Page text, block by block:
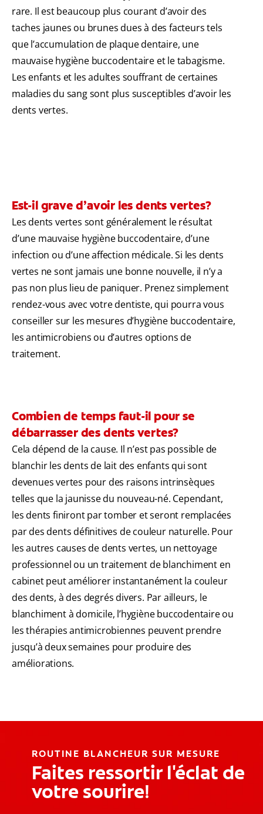
rare. Il est beaucoup plus courant d’avoir des
taches jaunes ou brunes dues à des facteurs tels
que l’accumulation de plaque dentaire, une
mauvaise hygiène buccodentaire et le tabagisme.
Les enfants et les adultes souffrant de certaines
maladies du sang sont plus susceptibles d’avoir les
dents vertes.
Est-il grave d’avoir les dents vertes?
Les dents vertes sont généralement le résultat
d’une mauvaise hygiène buccodentaire, d’une
infection ou d’une affection médicale. Si les dents
vertes ne sont jamais une bonne nouvelle, il n’y a
pas non plus lieu de paniquer. Prenez simplement
rendez-vous avec votre dentiste, qui pourra vous
conseiller sur les mesures d’hygiène buccodentaire,
les antimicrobiens ou d’autres options de
traitement.
Combien de temps faut-il pour se
débarrasser des dents vertes?
Cela dépend de la cause. Il n’est pas possible de
blanchir les dents de lait des enfants qui sont
devenues vertes pour des raisons intrinsèques
telles que la jaunisse du nouveau-né. Cependant,
les dents finiront par tomber et seront remplacées
par des dents définitives de couleur naturelle. Pour
les autres causes de dents vertes, un nettoyage
professionnel ou un traitement de blanchiment en
cabinet peut améliorer instantanément la couleur
des dents, à des degrés divers. Par ailleurs, le
blanchiment à domicile, l’hygiène buccodentaire ou
les thérapies antimicrobiennes peuvent prendre
jusqu’à deux semaines pour produire des
améliorations.
ROUTINE BLANCHEUR SUR MESURE
Faites ressortir l'éclat de
votre sourire!